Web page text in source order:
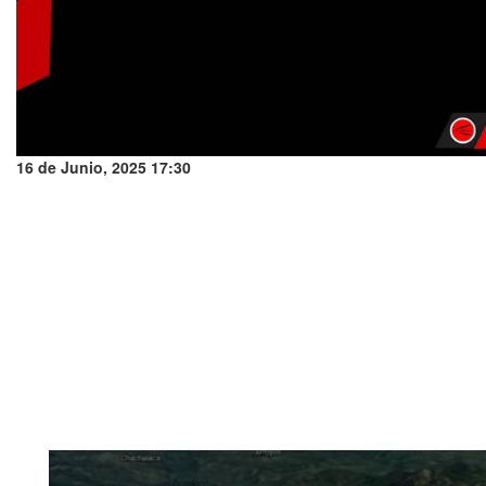
16 de Junio, 2025 17:30